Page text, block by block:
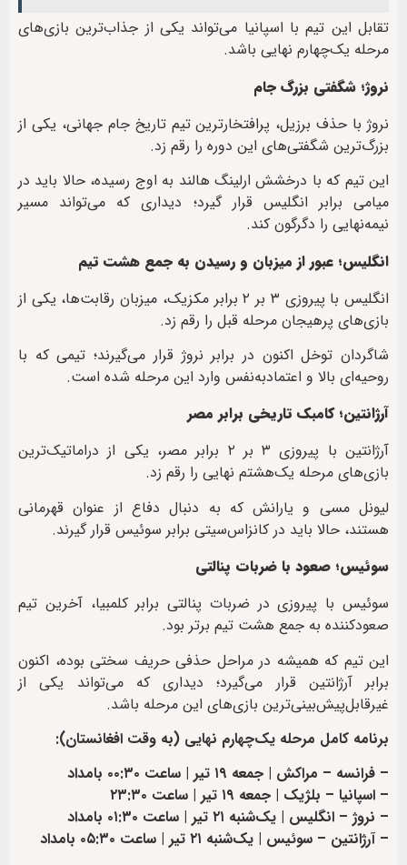
تقابل این تیم با اسپانیا می‌تواند یکی از جذاب‌ترین بازی‌های
مرحله یک‌چهارم نهایی باشد.
نروژ؛ شگفتی بزرگ جام
نروژ با حذف برزیل، پرافتخارترین تیم تاریخ جام جهانی، یکی از
بزرگ‌ترین شگفتی‌های این دوره را رقم زد.
این تیم که با درخشش ارلینگ هالند به اوج رسیده، حالا باید در
میامی برابر انگلیس قرار گیرد؛ دیداری که می‌تواند مسیر
نیمه‌نهایی را دگرگون کند.
انگلیس؛ عبور از میزبان و رسیدن به جمع هشت تیم
انگلیس با پیروزی ۳ بر ۲ برابر مکزیک، میزبان رقابت‌ها، یکی از
بازی‌های پرهیجان مرحله قبل را رقم زد.
شاگردان توخل اکنون در برابر نروژ قرار می‌گیرند؛ تیمی که با
روحیه‌ای بالا و اعتمادبه‌نفس وارد این مرحله شده است.
آرژانتین؛ کامبک تاریخی برابر مصر
آرژانتین با پیروزی ۳ بر ۲ برابر مصر، یکی از دراماتیک‌ترین
بازی‌های مرحله یک‌هشتم نهایی را رقم زد.
لیونل مسی و یارانش که به دنبال دفاع از عنوان قهرمانی
هستند، حالا باید در کانزاس‌سیتی برابر سوئیس قرار گیرند.
سوئیس؛ صعود با ضربات پنالتی
سوئیس با پیروزی در ضربات پنالتی برابر کلمبیا، آخرین تیم
صعودکننده به جمع هشت تیم برتر بود.
این تیم که همیشه در مراحل حذفی حریف سختی بوده، اکنون
برابر آرژانتین قرار می‌گیرد؛ دیداری که می‌تواند یکی از
غیرقابل‌پیش‌بینی‌ترین بازی‌های این مرحله باشد.
برنامه کامل مرحله یک‌چهارم نهایی (به وقت افغانستان):
– فرانسه – مراکش | جمعه ۱۹ تیر | ساعت ۰۰:۳۰ بامداد
– اسپانیا – بلژیک | جمعه ۱۹ تیر | ساعت ۲۳:۳۰
– نروژ – انگلیس | یک‌شنبه ۲۱ تیر | ساعت ۰۱:۳۰ بامداد
– آرژانتین – سوئیس | یک‌شنبه ۲۱ تیر | ساعت ۰۵:۳۰ بامداد